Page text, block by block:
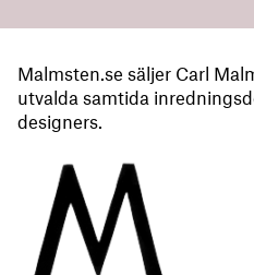
Malmsten.se säljer Carl
utvalda samtida
designers.